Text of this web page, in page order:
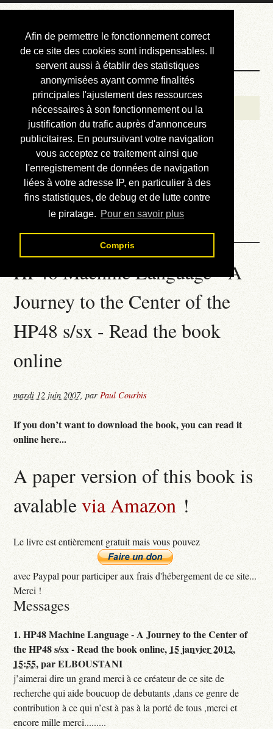
Afin de permettre le fonctionnement correct
de ce site des cookies sont indispensables. Il
servent aussi à établir des statistiques
anonymisées ayant comme finalités
principales l'ajustement des ressources
nécessaires à son fonctionnement ou la
justification du trafic auprès d'annonceurs
publicitaires. En poursuivant votre navigation
vous acceptez ce traitement ainsi que
l'enregistrement de données de navigation
liées à votre adresse IP, en particulier à des
fins statistiques, de debug et de lutte contre
le piratage. Pour en savoir plus
Compris
Courbis, « LE »
Blog Officiel
Bienvenue
Réalisations
Divers (et d’été)
Annonces
Liens externes
Téléchargement
Contact
HP48 Machine Language - A
Journey to the Center of the
HP48 s/sx - Read the book
online
mardi 12 juin 2007,parPaul Courbis
If you don’t want to download the book, you can read it
online here...
A paper version of this book is
avalablevia Amazon !
Le livre est entièrement gratuit mais vous pouvez
avec Paypal pour participer aux frais d'hébergement de ce site...
Merci !
Messages
1.HP48 Machine Language - A Journey to the Center of
the HP48 s/sx - Read the book online, 15 janvier 2012,
15:55,parELBOUSTANI
j’aimerai dire un grand merci à ce créateur de ce site de
recherche qui aide boucuop de debutants ,dans ce genre de
contribution à ce qui n’est à pas à la porté de tous ,merci et
encore mille merci.........